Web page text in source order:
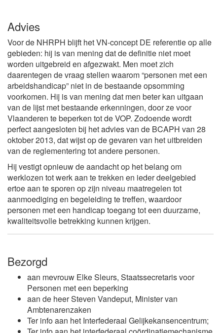
Advies
Voor de NHRPH blijft het VN-concept DE referentie op alle
gebieden: hij is van mening dat de definitie niet moet
worden uitgebreid en afgezwakt. Men moet zich
daarentegen de vraag stellen waarom “personen met een
arbeidshandicap” niet in de bestaande opsomming
voorkomen. Hij is van mening dat men beter kan uitgaan
van de lijst met bestaande erkenningen, door ze voor
Vlaanderen te beperken tot de VOP. Zodoende wordt
perfect aangesloten bij het advies van de BCAPH van 28
oktober 2013, dat wijst op de gevaren van het uitbreiden
van de reglementering tot andere personen.
Hij vestigt opnieuw de aandacht op het belang om
werklozen tot werk aan te trekken en ieder deelgebied
ertoe aan te sporen op zijn niveau maatregelen tot
aanmoediging en begeleiding te treffen, waardoor
personen met een handicap toegang tot een duurzame,
kwaliteitsvolle betrekking kunnen krijgen.
Bezorgd
aan mevrouw Elke Sleurs, Staatssecretaris voor
Personen met een beperking
aan de heer Steven Vandeput, Minister van
Ambtenarenzaken
Ter info aan het Interfederaal Gelijkekansencentrum;